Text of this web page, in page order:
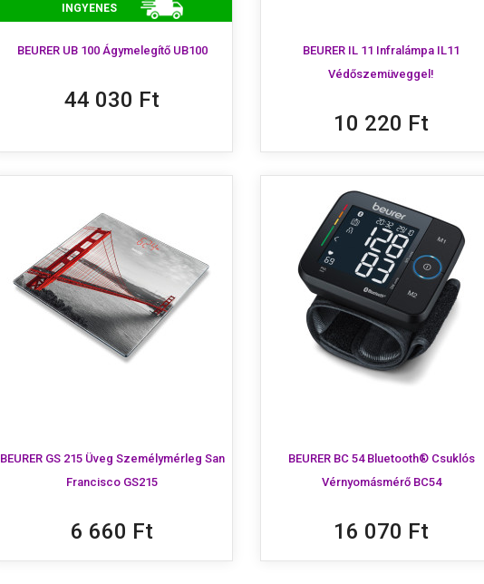
INGYENES
BEURER UB 100 Ágymelegítő UB100
44 030 Ft
BEURER IL 11 Infralámpa IL11
Védőszemüveggel!
10 220 Ft
BEURER GS 215 Üveg Személymérleg San
Francisco GS215
6 660 Ft
BEURER BC 54 Bluetooth® Csuklós
Vérnyomásmérő BC54
16 070 Ft